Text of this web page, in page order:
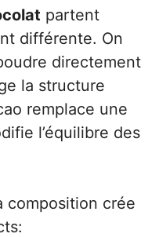
partent
différente. On
directement
la structure
remplace une
l’équilibre des
composition crée